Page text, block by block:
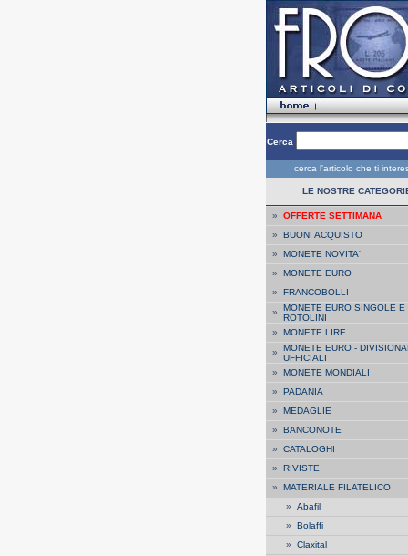
Cerca
cerca l'articolo che ti
LE NOSTRE
» OFFERTE SETTIMANA
» BUONI ACQUISTO
» MONETE NOVITA'
» MONETE EURO
» FRANCOBOLLI
» MONETE EURO SINGOLE E
ROTOLINI
» MONETE LIRE
» MONETE EURO -
UFFICIALI
» MONETE MONDIALI
» PADANIA
» MEDAGLIE
» BANCONOTE
» CATALOGHI
» RIVISTE
» MATERIALE FILATELICO
» Abafil
» Bolaffi
» Claxital